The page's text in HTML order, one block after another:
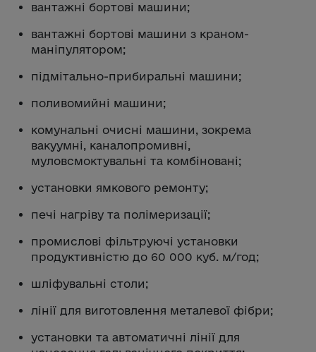
вантажні бортові машини;
вантажні бортові машини з краном-
маніпулятором;
підмітально-прибиральні машини;
поливомийні машини;
комунальні очисні машини, зокрема
вакуумні, каналопромивні,
муловсмоктувальні та комбіновані;
установки ямкового ремонту;
печі нагріву та полімеризації;
промислові фільтруючі установки
продуктивністю до 60 000 куб. м/год;
шліфувальні столи;
лінії для виготовлення металевої фібри;
установки та автоматичні лінії для